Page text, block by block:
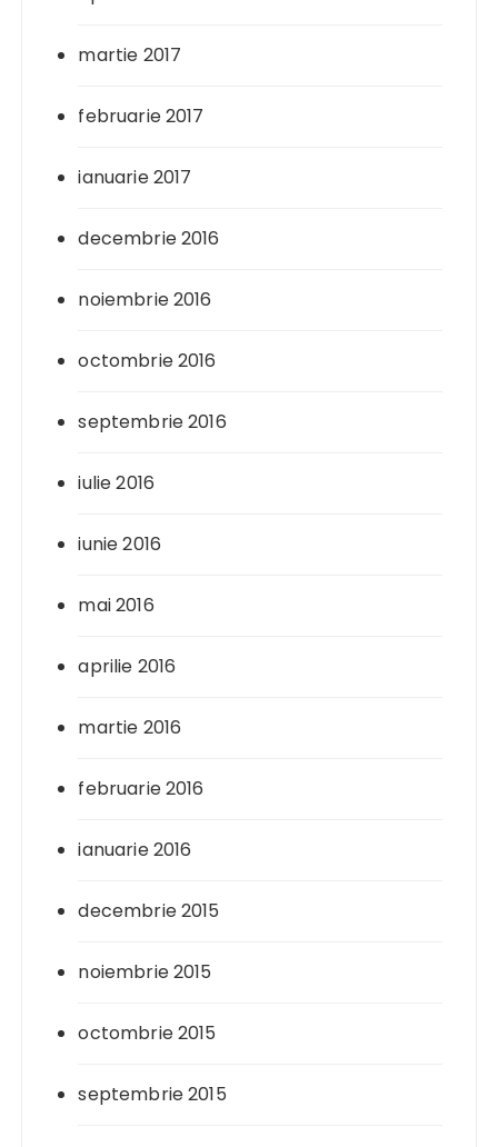
martie 2017
februarie 2017
ianuarie 2017
decembrie 2016
noiembrie 2016
octombrie 2016
septembrie 2016
iulie 2016
iunie 2016
mai 2016
aprilie 2016
martie 2016
februarie 2016
ianuarie 2016
decembrie 2015
noiembrie 2015
octombrie 2015
septembrie 2015